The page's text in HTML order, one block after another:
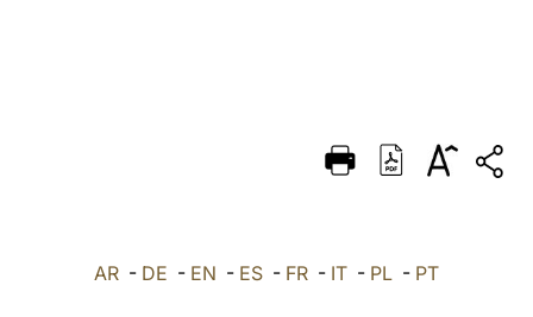
DEUTSCH
العربيّة AR - DE - EN - ES - FR - IT - PL - PT